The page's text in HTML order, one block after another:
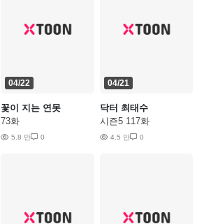
04/22
꽃이 지는 연못
73화
5.8 만 0
04/21
닥터 최태수
시즌5 117화
4.5 만 0